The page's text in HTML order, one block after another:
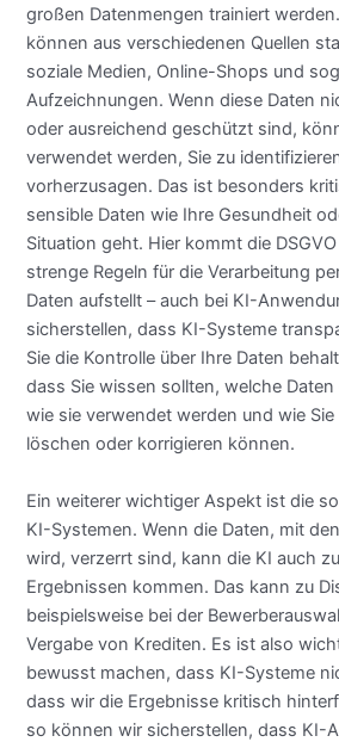
großen Datenmengen trainiert
können aus verschiedenen Quellen
soziale Medien, Online-Shops und
Aufzeichnungen. Wenn diese Daten
oder ausreichend geschützt sind,
verwendet werden, Sie zu
vorherzusagen. Das ist besonders
sensible Daten wie Ihre Gesundheit
Situation geht. Hier kommt die
strenge Regeln für die Verarbeitung
Daten aufstellt – auch bei KI-
sicherstellen, dass KI-Systeme
Sie die Kontrolle über Ihre Daten
dass Sie wissen sollten, welche
wie sie verwendet werden und wie
löschen oder korrigieren können.
Ein weiterer wichtiger Aspekt ist die
KI-Systemen. Wenn die Daten, mit
wird, verzerrt sind, kann die KI auch
Ergebnissen kommen. Das kann zu
beispielsweise bei der
Vergabe von Krediten. Es ist also
bewusst machen, dass KI-Systeme
dass wir die Ergebnisse kritisch
so können wir sicherstellen, dass KI-